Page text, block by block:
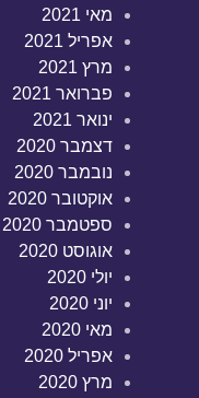
מאי 2021
אפריל 2021
מרץ 2021
פברואר 2021
ינואר 2021
דצמבר 2020
נובמבר 2020
אוקטובר 2020
ספטמבר 2020
אוגוסט 2020
יולי 2020
יוני 2020
מאי 2020
אפריל 2020
מרץ 2020